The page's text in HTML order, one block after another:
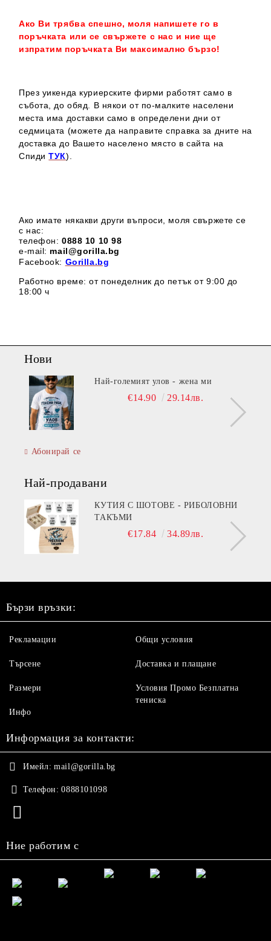
Ако Ви трябва спешно, моля напишете го в
поръчката или се свържете с нас и ние ще
изпратим поръчката Ви максимално бързо!
През уикенда куриерските фирми работят само в
събота, до обяд. В някои от по-малките населени
места има доставки само в определени дни от
седмицата (можете да направите справка за дните на
доставка до Вашето населено място в сайта на
СпидиТУК).
Ако имате някакви други въпроси, моля свържете се
с нас:
телефон:0888 10 10 98
e-mail: mail@gorilla.bg
Facebook: Gorilla.bg
Работно време: от понеделник до петък от 9:00 до
18:00 ч
Нови
Най-големият улов - жена ми
€14.90 29.14лв.
Абонирай се
Най-продавани
КУТИЯ С ШОТОВЕ - РИБОЛОВНИ
ТАКЪМИ
€17.84 34.89лв.
Бързи връзки:
Рекламации
Търсене
Размери
Инфо
Общи условия
Доставка и плащане
Условия Промо Безплатна
тениска
Информация за контакти:
Имейл: mail@gorilla.bg
Телефон: 0888101098
Ние работим с